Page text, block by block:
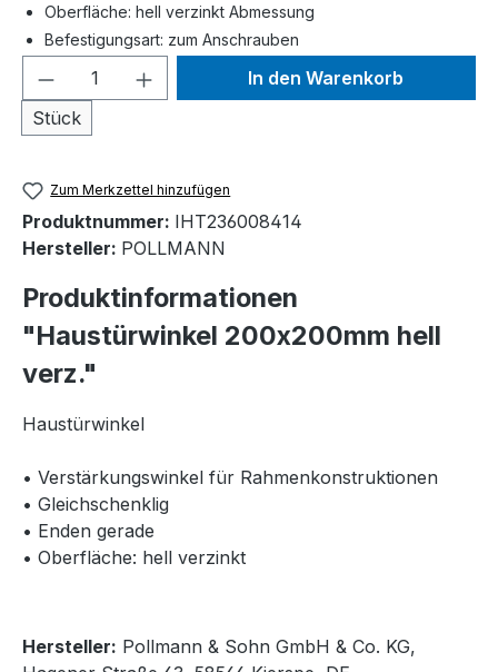
Oberfläche: hell verzinkt Abmessung
Befestigungsart: zum Anschrauben
Produkt Anzahl: Gib den
Stück
In den Warenkorb
Zum Merkzettel hinzufügen
Produktnummer: IHT236008414
Hersteller: POLLMANN
Produktinformationen
"Haustürwinkel 200x200mm hell
verz."
Haustürwinkel
• Verstärkungswinkel für Rahmenkonstruktionen
• Gleichschenklig
• Enden gerade
• Oberfläche: hell verzinkt
Hersteller: Pollmann & Sohn GmbH & Co. KG,